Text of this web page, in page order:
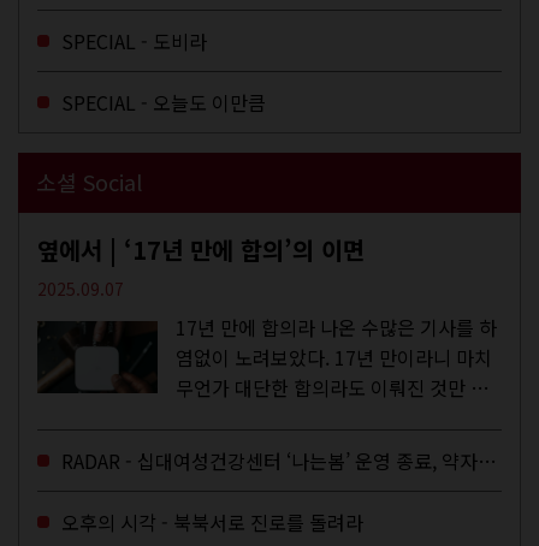
에 스며드는 경험을 하기도 한다. 좀처럼
듣지 않던 장르의 노래를...
SPECIAL - 도비라
SPECIAL - 오늘도 이만큼
소셜 Social
옆에서 | ‘17년 만에 합의’의 이면
2025.09.07
17년 만에 합의라 나온 수많은 기사를 하
염없이 노려보았다. 17년 만이라니 마치
무언가 대단한 합의라도 이뤄진 것만 같
을 결정하는 심의기구인 최저임금위원회
에 대한 소식을 전하는 기사였는데,...
RADAR - 십대여성건강센터 ‘나는봄’ 운영 종료, 약자로부터 멀어지는 도시
오후의 시각 - 북북서로 진로를 돌려라